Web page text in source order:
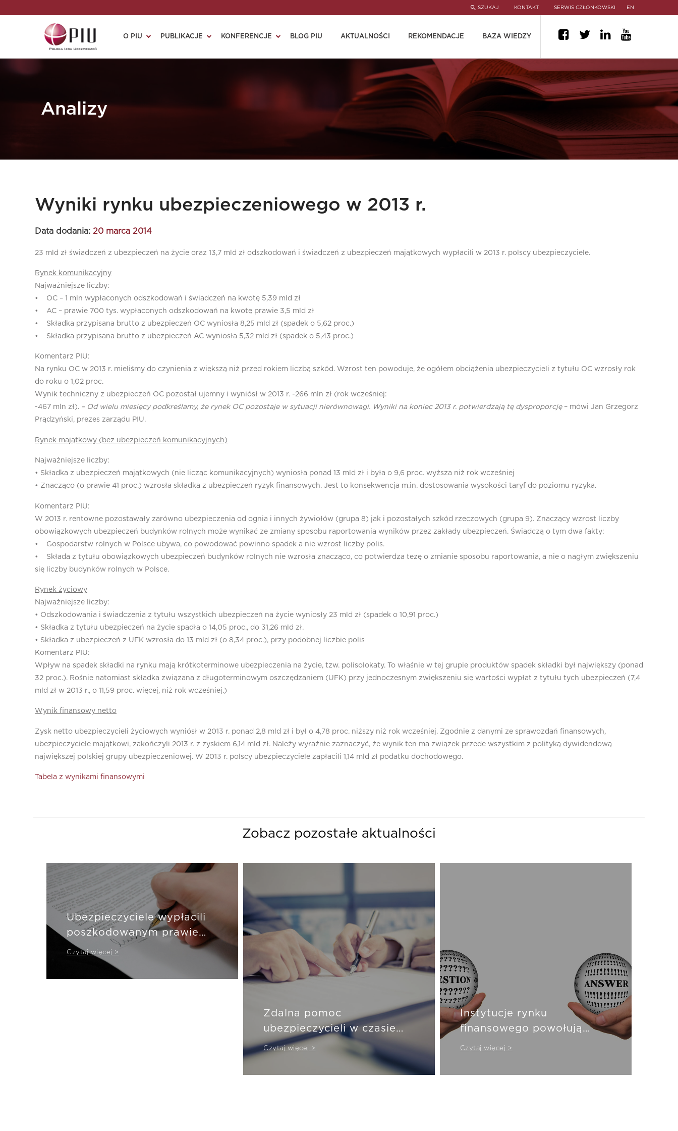
SZUKAJ KONTAKT SERWIS CZŁONKOWSKI EN
O PIU PUBLIKACJE KONFERENCJE BLOG PIU AKTUALNOŚCI REKOMENDACJE BAZA WIEDZY
Analizy
Wyniki rynku ubezpieczeniowego w 2013 r.
Data dodania: 20 marca 2014
23 mld zł świadczeń z ubezpieczeń na życie oraz 13,7 mld zł odszkodowań i świadczeń z ubezpieczeń majątkowych wypłacili w 2013 r. polscy ubezpieczyciele.
Rynek komunikacyjny
Najważniejsze liczby:
• OC – 1 mln wypłaconych odszkodowań i świadczeń na kwotę 5,39 mld zł
• AC – prawie 700 tys. wypłaconych odszkodowań na kwotę prawie 3,5 mld zł
• Składka przypisana brutto z ubezpieczeń OC wyniosła 8,25 mld zł (spadek o 5,62 proc.)
• Składka przypisana brutto z ubezpieczeń AC wyniosła 5,32 mld zł (spadek o 5,43 proc.)
Komentarz PIU:
Na rynku OC w 2013 r. mieliśmy do czynienia z większą niż przed rokiem liczbą szkód. Wzrost ten powoduje, że ogółem obciążenia ubezpieczycieli z tytułu OC wzrosły rok
do roku o 1,02 proc.
Wynik techniczny z ubezpieczeń OC pozostał ujemny i wyniósł w 2013 r. -266 mln zł (rok wcześniej:
-467 mln zł). – Od wielu miesięcy podkreślamy, że rynek OC pozostaje w sytuacji nierównowagi. Wyniki na koniec 2013 r. potwierdzają tę dysproporcję– mówi Jan Grzegorz
Prądzyński, prezes zarządu PIU.
Rynek majątkowy (bez ubezpieczeń komunikacyjnych)
Najważniejsze liczby:
• Składka z ubezpieczeń majątkowych (nie licząc komunikacyjnych) wyniosła ponad 13 mld zł i była o 9,6 proc. wyższa niż rok wcześniej
• Znacząco (o prawie 41 proc.) wzrosła składka z ubezpieczeń ryzyk finansowych. Jest to konsekwencja m.in. dostosowania wysokości taryf do poziomu ryzyka.
Komentarz PIU:
W 2013 r. rentowne pozostawały zarówno ubezpieczenia od ognia i innych żywiołów (grupa 8) jak i pozostałych szkód rzeczowych (grupa 9). Znaczący wzrost liczby
obowiązkowych ubezpieczeń budynków rolnych może wynikać ze zmiany sposobu raportowania wyników przez zakłady ubezpieczeń. Świadczą o tym dwa fakty:
• Gospodarstw rolnych w Polsce ubywa, co powodować powinno spadek a nie wzrost liczby polis.
• Składa z tytułu obowiązkowych ubezpieczeń budynków rolnych nie wzrosła znacząco, co potwierdza tezę o zmianie sposobu raportowania, a nie o nagłym zwiększeniu
się liczby budynków rolnych w Polsce.
Rynek życiowy
Najważniejsze liczby:
• Odszkodowania i świadczenia z tytułu wszystkich ubezpieczeń na życie wyniosły 23 mld zł (spadek o 10,91 proc.)
• Składka z tytułu ubezpieczeń na życie spadła o 14,05 proc., do 31,26 mld zł.
• Składka z ubezpieczeń z UFK wzrosła do 13 mld zł (o 8,34 proc.), przy podobnej liczbie polis
Komentarz PIU:
Wpływ na spadek składki na rynku mają krótkoterminowe ubezpieczenia na życie, tzw. polisolokaty. To właśnie w tej grupie produktów spadek składki był największy (ponad
32 proc.). Rośnie natomiast składka związana z długoterminowym oszczędzaniem (UFK) przy jednoczesnym zwiększeniu się wartości wypłat z tytułu tych ubezpieczeń (7,4
mld zł w 2013 r., o 11,59 proc. więcej, niż rok wcześniej.)
Wynik finansowy netto
Zysk netto ubezpieczycieli życiowych wyniósł w 2013 r. ponad 2,8 mld zł i był o 4,78 proc. niższy niż rok wcześniej. Zgodnie z danymi ze sprawozdań finansowych,
ubezpieczyciele majątkowi, zakończyli 2013 r. z zyskiem 6,14 mld zł. Należy wyraźnie zaznaczyć, że wynik ten ma związek przede wszystkim z polityką dywidendową
największej polskiej grupy ubezpieczeniowej. W 2013 r. polscy ubezpieczyciele zapłacili 1,14 mld zł podatku dochodowego.
Tabela z wynikami finansowymi
Zobacz pozostałe aktualności
Ubezpieczyciele wypłacili
poszkodowanym prawie
10,6 mld zł
Czytaj więcej >
Zdalna pomoc
ubezpieczycieli w czasie
pandemii
Czytaj więcej >
Instytucje rynku
finansowego powołują
grupę ds. zrównoważonych
Czytaj więcej >